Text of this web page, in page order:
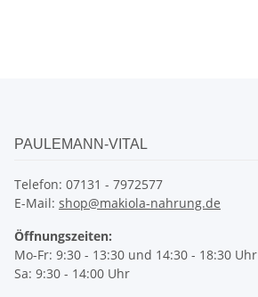
PAULEMANN-VITAL
Telefon: 07131 - 7972577
E-Mail: shop@makiola-nahrung.de
Öffnungszeiten:
Mo-Fr: 9:30 - 13:30 und 14:30 - 18:30 Uhr
Sa: 9:30 - 14:00 Uhr